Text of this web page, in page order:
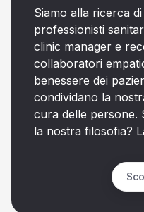
Siamo alla ricerca
professionisti
clinic manager e
collaboratori
benessere dei
condividano la
cura delle persone.
la nostra filosofia?